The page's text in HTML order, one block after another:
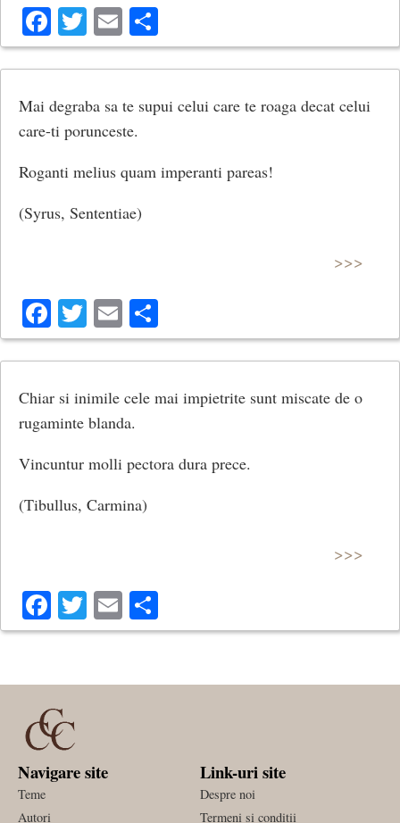
Facebook
Twitter
Email
Mai degraba sa te supui celui care te roaga decat celui
care-ti porunceste.
Roganti melius quam imperanti pareas!
(Syrus, Sententiae)
>>>
Facebook
Twitter
Email
Chiar si inimile cele mai impietrite sunt miscate de o
rugaminte blanda.
Vincuntur molli pectora dura prece.
(Tibullus, Carmina)
>>>
Facebook
Twitter
Email
Navigare site
Teme
Autori
Link-uri site
Despre noi
Termeni si conditii